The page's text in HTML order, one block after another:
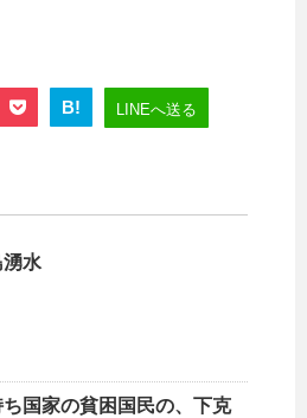
B! LINEへ送る
水
国家の貧困国民の、下克